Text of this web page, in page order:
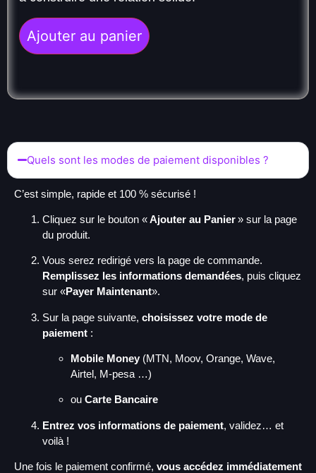
Ajouter au panier
Quels sont les modes de paiement disponibles ?
C’est simple, rapide et 100 % sécurisé !
Cliquez sur le bouton «Ajouter au Panier» sur la page
du produit.
Vous serez redirigé vers la page de commande.
Remplissez les informations demandées, puis cliquez
sur «Payer Maintenant».
Sur la page suivante, choisissez votre mode de
paiement :
Mobile Money (MTN, Moov, Orange, Wave,
Airtel, M-pesa …)
ou Carte Bancaire
Entrez vos informations de paiement, validez… et
voilà !
Une fois le paiement confirmé, vous accédez immédiatement